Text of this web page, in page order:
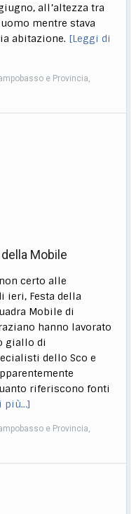
all’altezza tra
mentre stava
abitazione. [Leggi di
e Provincia
Mobile
certo alle
ieri, Festa della
Mobile di
hanno lavorato
giallo di
dello Sco e
riferiscono fonti
più…]
e Provincia